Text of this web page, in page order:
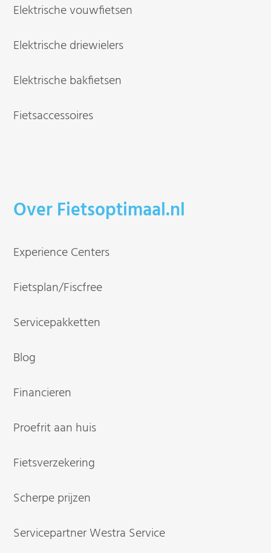
Elektrische vouwfietsen
Elektrische driewielers
Elektrische bakfietsen
Fietsaccessoires
Over Fietsoptimaal.nl
Experience Centers
Fietsplan/Fiscfree
Servicepakketten
Blog
Financieren
Proefrit aan huis
Fietsverzekering
Scherpe prijzen
Servicepartner Westra Service